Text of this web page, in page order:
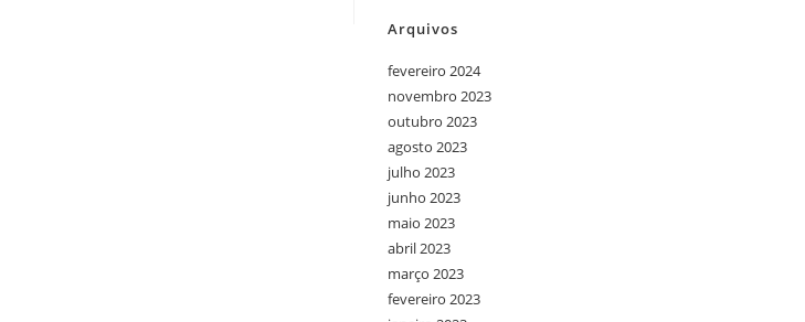
Arquivos
fevereiro 2024
novembro 2023
outubro 2023
agosto 2023
julho 2023
junho 2023
maio 2023
abril 2023
março 2023
fevereiro 2023